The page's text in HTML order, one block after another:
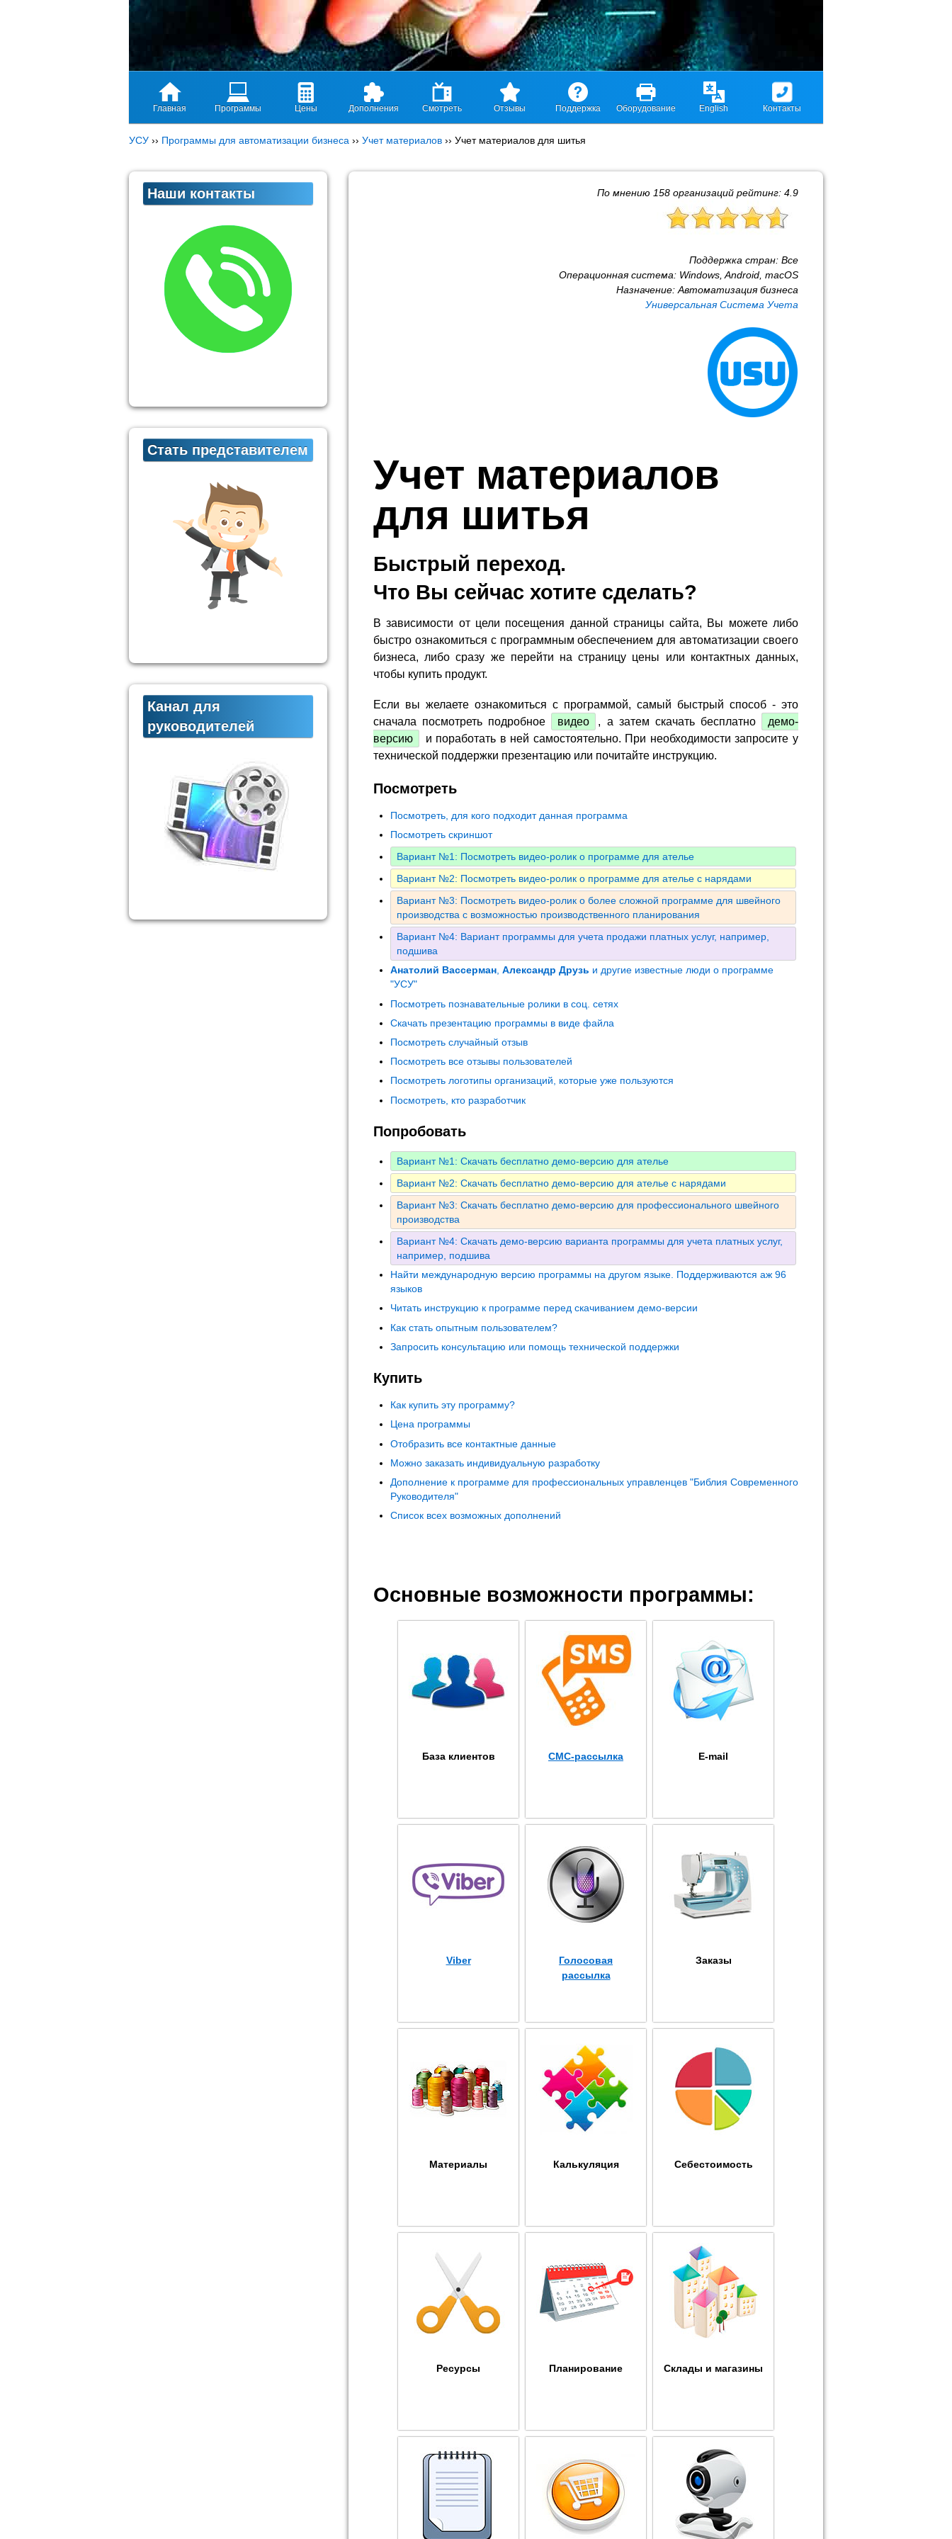
Главная Программы Цены Дополнения Смотреть Отзывы Поддержка Оборудование English Контакты
УСУ ›› Программы для автоматизации бизнеса ›› Учет материалов ›› Учет материалов для шитья
По мнению 158 организаций рейтинг: 4.9
Поддержка стран: Все
Операционная система: Windows, Android, macOS
Назначение: Автоматизация бизнеса
Универсальная Система Учета
Учет материалов
для шитья
Быстрый переход.
Что Вы сейчас хотите сделать?
В зависимости от цели посещения данной страницы сайта, Вы можете либо
быстро ознакомиться с программным обеспечением для автоматизации своего
бизнеса, либо сразу же перейти на страницу цены или контактных данных,
чтобы купить продукт.
Если вы желаете ознакомиться с программой, самый быстрый способ - это
сначала посмотреть подробное
видео , а затем скачать бесплатно
демо-
версию
и поработать в ней самостоятельно. При необходимости запросите у
технической поддержки презентацию или почитайте инструкцию.
Посмотреть
Посмотреть, для кого подходит данная программа
Посмотреть скриншот
Вариант №1: Посмотреть видео-ролик о программе для ателье
Вариант №2: Посмотреть видео-ролик о программе для ателье с нарядами
Вариант №3: Посмотреть видео-ролик о более сложной программе для швейного
производства с возможностью производственного планирования
Вариант №4: Вариант программы для учета продажи платных услуг, например,
подшива
Анатолий Вассерман, Александр Друзь и другие известные люди о программе
"УСУ"
Посмотреть познавательные ролики в соц. сетях
Скачать презентацию программы в виде файла
Посмотреть случайный отзыв
Посмотреть все отзывы пользователей
Посмотреть логотипы организаций, которые уже пользуются
Посмотреть, кто разработчик
Попробовать
Вариант №1: Скачать бесплатно демо-версию для ателье
Вариант №2: Скачать бесплатно демо-версию для ателье с нарядами
Вариант №3: Скачать бесплатно демо-версию для профессионального швейного
производства
Вариант №4: Скачать демо-версию варианта программы для учета платных услуг,
например, подшива
Найти международную версию программы на другом языке. Поддерживаются аж 96
языков
Читать инструкцию к программе перед скачиванием демо-версии
Как стать опытным пользователем?
Запросить консультацию или помощь технической поддержки
Купить
Как купить эту программу?
Цена программы
Отобразить все контактные данные
Можно заказать индивидуальную разработку
Дополнение к программе для профессиональных управленцев "Библия Современного
Руководителя"
Список всех возможных дополнений
Основные возможности программы:
База клиентов СМС-рассылка E-mail
Viber
Голосовая
рассылка
Заказы
Материалы Калькуляция Себестоимость
Ресурсы Планирование Склады и магазины
Наши контакты
Стать представителем
Канал для
руководителей